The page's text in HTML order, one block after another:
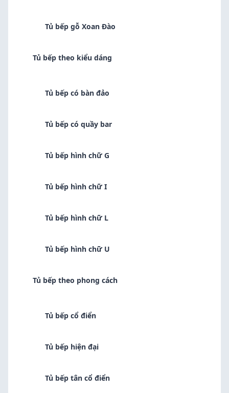
Tủ bếp gỗ Xoan Đào
Tủ bếp theo kiểu dáng
Tủ bếp có bàn đảo
Tủ bếp có quầy bar
Tủ bếp hình chữ G
Tủ bếp hình chữ I
Tủ bếp hình chữ L
Tủ bếp hình chữ U
Tủ bếp theo phong cách
Tủ bếp cổ điển
Tủ bếp hiện đại
Tủ bếp tân cổ điển